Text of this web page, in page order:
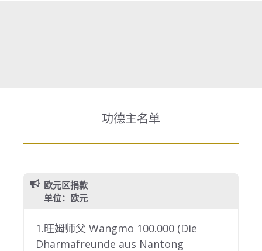
功德主名单
欧元区捐款
单位：欧元
1.旺姆师父 Wangmo 100.000 (Die
Dharmafreunde aus Nantong